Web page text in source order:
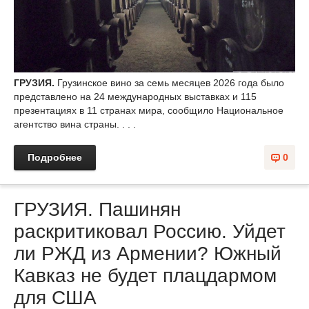
ГРУЗИЯ. Грузинское вино за семь месяцев 2026 года было
представлено на 24 международных выставках и 115
презентациях в 11 странах мира, сообщило Национальное
агентство вина страны. . . .
0
Подробнее
ГРУЗИЯ. Пашинян
раскритиковал Россию. Уйдет
ли РЖД из Армении? Южный
Кавказ не будет плацдармом
для США